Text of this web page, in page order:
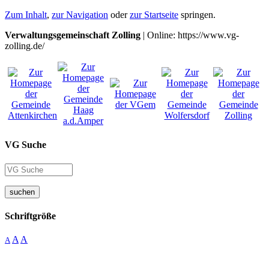
Zum Inhalt, zur Navigation oderzur Startseite springen.
Verwaltungsgemeinschaft Zolling | Online: https://www.vg-
zolling.de/
VG Suche
suchen
Schriftgröße
A A A